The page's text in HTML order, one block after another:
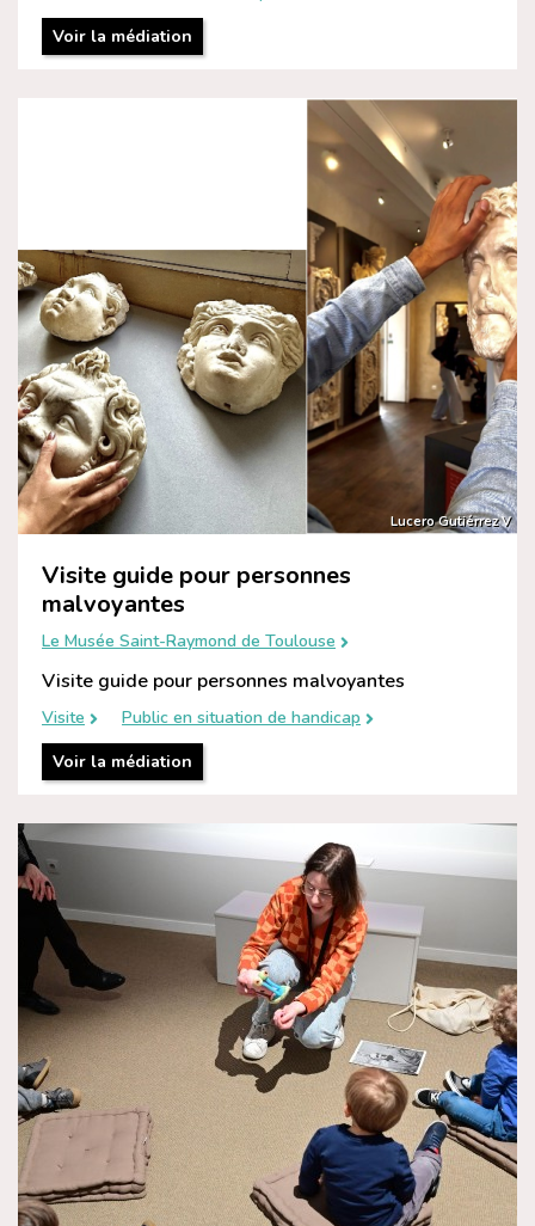
Voir la médiation
Lucero Gutiérrez V
Visite guide pour personnes
malvoyantes
Le Musée Saint-Raymond de Toulouse
Visite guide pour personnes malvoyantes
Visite
Public en situation de handicap
Voir la médiation